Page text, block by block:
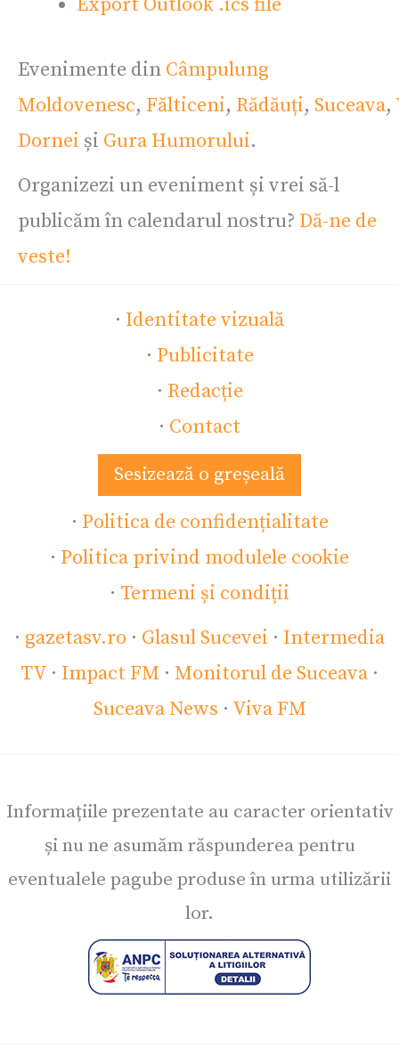
Evenimente din Câmpulung
Moldovenesc, Fălticeni, Rădăuți, Suceava,
Dornei și Gura Humorului.
Organizezi un eveniment și vrei să-l
publicăm în calendarul nostru? Dă-ne de
veste!
· Identitate vizuală
· Publicitate
· Redacție
· Contact
Sesizează o greșeală
· Politica de confidențialitate
· Politica privind modulele cookie
· Termeni și condiții
· gazetasv.ro · Glasul Sucevei · Intermedia
TV · Impact FM · Monitorul de Suceava ·
Suceava News · Viva FM
Informațiile prezentate au caracter orientativ
și nu ne asumăm răspunderea pentru
eventualele pagube produse în urma utilizării
lor.